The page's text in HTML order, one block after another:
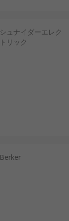
シュナイダーエレク
トリック
Berker